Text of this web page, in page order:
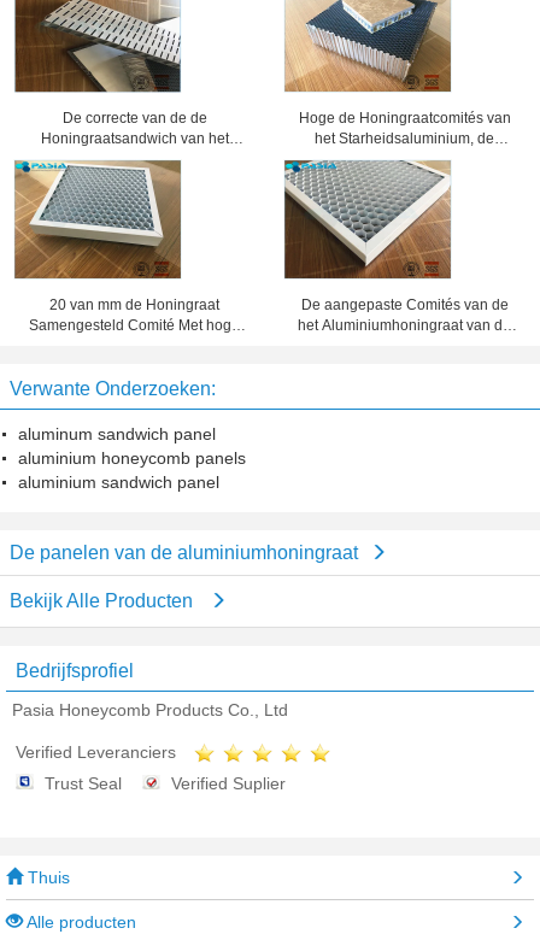
De correcte van de de
Honingraatsandwich van het
Bewijsaluminium Bewerkte
Oppervlaktebehandeling Comités
Hoge de Honingraatcomités van
het Starheidsaluminium, de
Comités van de Honingraatkern 25
Mm-Dikte
20 van mm de Honingraat
Samengesteld Comité Met hoge
De aangepaste Comités van de
het Aluminiumhoningraat van de
Verwante Onderzoeken:
aluminum sandwich panel
aluminium honeycomb panels
aluminium sandwich panel
De panelen van de aluminiumhoningraat
Bekijk Alle Producten
Bedrijfsprofiel
Pasia Honeycomb Products Co., Ltd
Verified Leveranciers
Trust Seal
Verified Suplier
Thuis
Alle producten